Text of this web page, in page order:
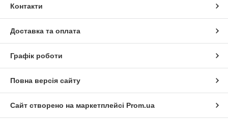
Контакти
Доставка та оплата
Графік роботи
Повна версія сайту
Сайт створено на маркетплейсі Prom.ua